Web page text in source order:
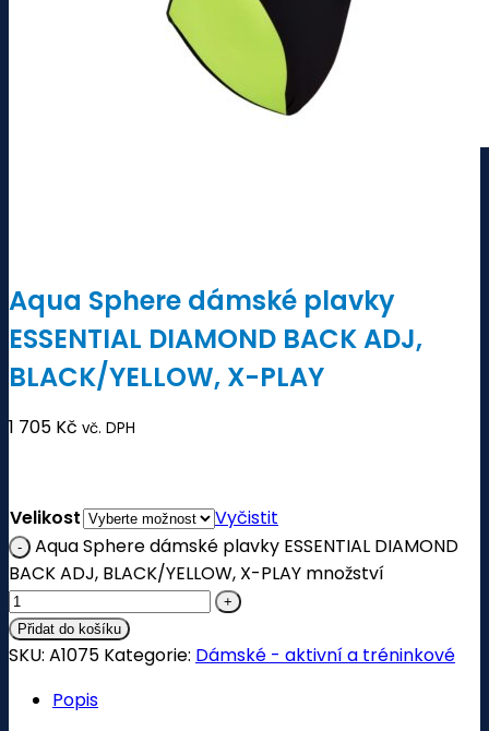
Aqua Sphere dámské plavky
ESSENTIAL DIAMOND BACK ADJ,
BLACK/YELLOW, X-PLAY
1 705 Kč vč. DPH
Velikost
Vyčistit
Aqua Sphere dámské plavky ESSENTIAL DIAMOND
BACK ADJ, BLACK/YELLOW, X-PLAY množství
Přidat do košíku
SKU: A1075 Kategorie: Dámské - aktivní a tréninkové
Popis